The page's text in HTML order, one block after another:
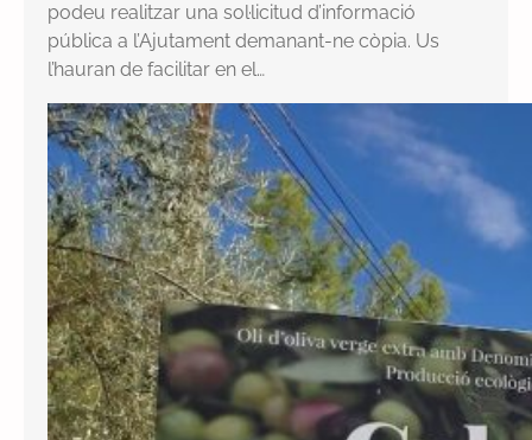
podeu realitzar una sol·licitud d’informació
pública a l’Ajutament demanant-ne còpia. Us
l’hauran de facilitar en el…